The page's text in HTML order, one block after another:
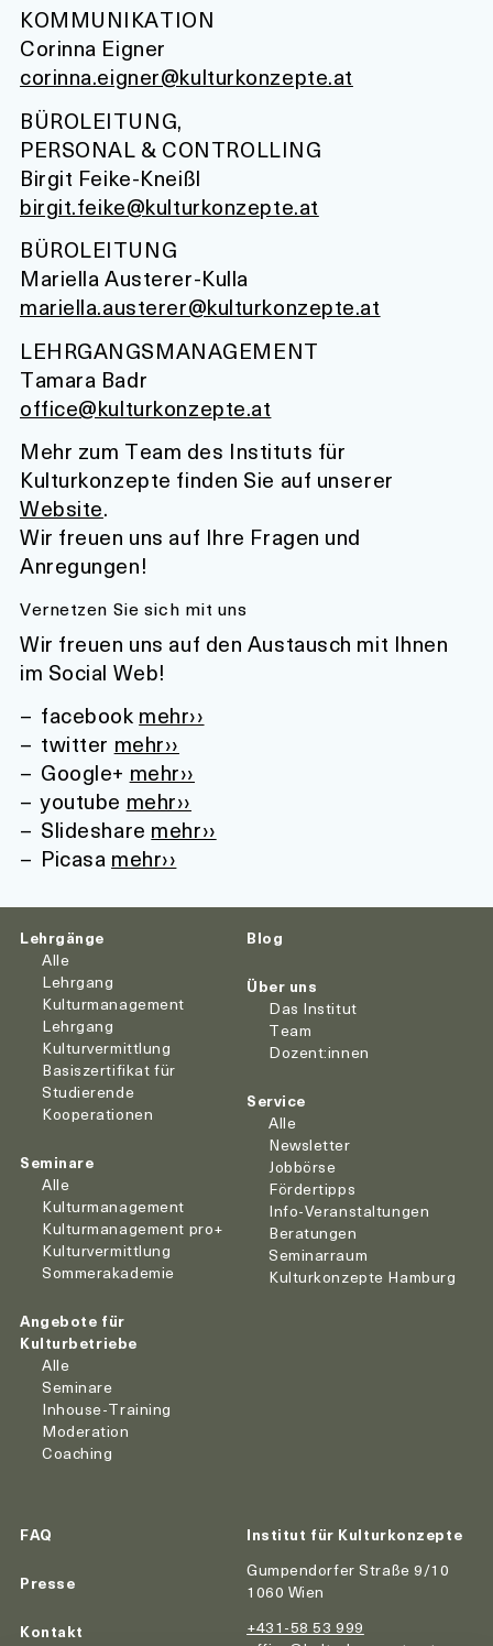
KOMMUNIKATION
Corinna Eigner
corinna.eigner@kulturkonzepte.at
BÜROLEITUNG,
PERSONAL & CONTROLLING
Birgit Feike-Kneißl
birgit.feike@kulturkonzepte.at
BÜROLEITUNG
Mariella Austerer-Kulla
mariella.austerer@kulturkonzepte.at
LEHRGANGSMANAGEMENT
Tamara Badr
office@kulturkonzepte.at
Mehr zum Team des Instituts für
Kulturkonzepte finden Sie auf unserer
Website.
Wir freuen uns auf Ihre Fragen und
Anregungen!
Vernetzen Sie sich mit uns
Wir freuen uns auf den Austausch mit Ihnen
im Social Web!
facebook mehr››
twitter mehr››
Google+ mehr››
youtube mehr››
Slideshare mehr››
Picasa mehr››
Lehrgänge
Alle
Lehrgang
Kulturmanagement
Lehrgang
Kulturvermittlung
Basiszertifikat für
Studierende
Kooperationen
Seminare
Alle
Kulturmanagement
Kulturmanagement pro+
Kulturvermittlung
Sommerakademie
Angebote für
Kulturbetriebe
Alle
Seminare
Inhouse-Training
Moderation
Coaching
Blog
Über uns
Das Institut
Team
Dozent:innen
Service
Alle
Newsletter
Jobbörse
Fördertipps
Info-Veranstaltungen
Beratungen
Seminarraum
Kulturkonzepte Hamburg
FAQ
Presse
Kontakt
Institut für Kulturkonzepte
Gumpendorfer Straße 9/10
1060 Wien
+431-58 53 999